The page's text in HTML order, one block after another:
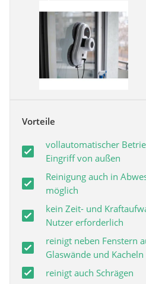
Vorteile
vollautomatischer
Eingriff von außen
Reinigung auch in
möglich
kein Zeit- und
Nutzer erforderlich
reinigt neben Fenstern
Glaswände und Kacheln
reinigt auch Schrägen